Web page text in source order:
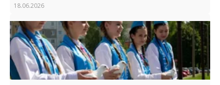
18.06.2026